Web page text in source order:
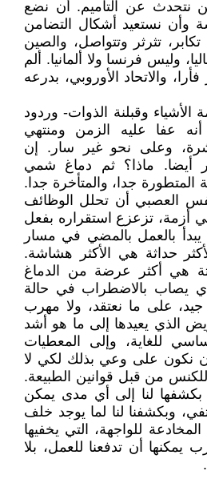
نتحدث عن التأميم. أن نضع
% المقدسة وأن نستعيد أشكال التضامن
تكابر، تثرثر وتتواصل، والصين
وليس فرنسا ولا ألمانيا. ألم
والاتحاد الأوروبي، بدرعه
الأشياء وقبلنة الذوات- وردود
أنه عفا عليه الزمن ومنتهي
وعلى نحو غير سار. إن
أيضا. ماذا؟ ثم دماغ شمي
المتطورة جدا، والمتأخرة جدا.
العصبي أن تحلل الوظائف
في أزمة، تزعزع استقراره بفعل
بالعمل بالمضي في مسار
حداثة هي الأكثر هشاشة.
هي أكثر عرضة من الدماغ
يصاب بالاضطراب في حالة
جيد، على ما نعتقد، ولا مهرب
الذي يعيدها إلى ما هو أشد
للغاية، وإلى المعطيات
نكون على وعي بذلك لكي لا
من قبل قوانين الطبيعة.
بكشفها لنا إلى أي مدى يمكن
وبكشفنا لنا لما يوجد خلف
المخادعة للواجهة، التي يخفيها
يمكنها أن تدفعنا للعمل، بلا